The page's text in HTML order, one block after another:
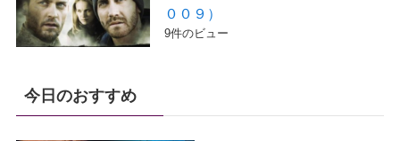
００９）
9件のビュー
今日のおすすめ